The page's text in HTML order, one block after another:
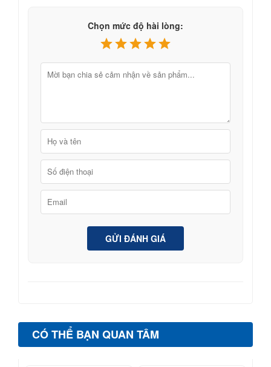
Chọn mức độ hài lòng:
GỬI ĐÁNH GIÁ
CÓ THỂ BẠN QUAN TÂM